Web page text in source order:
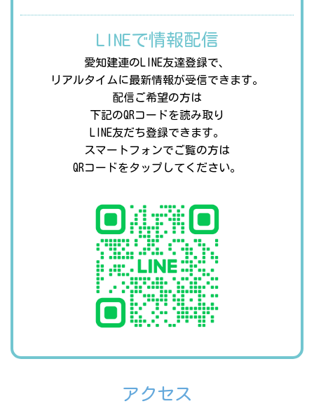
LINEで情報配信
愛知建連のLINE友達登録で、
リアルタイムに最新情報が受信できます。
配信ご希望の方は
下記のQRコードを読み取り
LINE友だち登録できます。
スマートフォンでご覧の方は
QRコードをタップしてください。
アクセス